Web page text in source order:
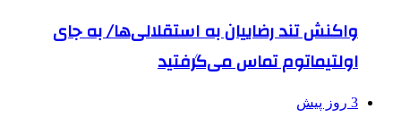
واکنش تند رضاییان به استقلالی‌ها/ به جای
اولتیماتوم تماس می‌گرفتید
3 روز پیش